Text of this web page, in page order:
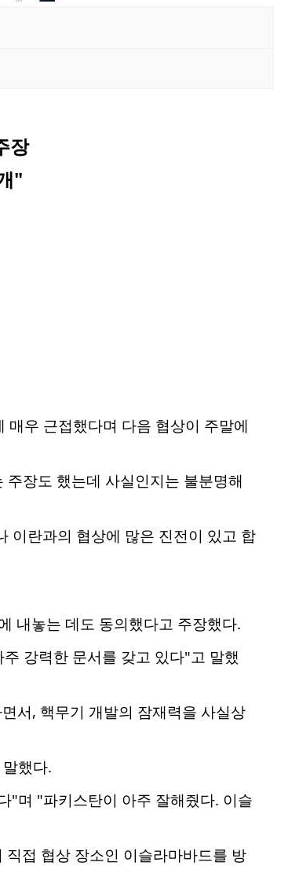
장
"
우 근접했다며 다음 협상이 주말에
장도 했는데 사실인지는 불분명해
이란과의 협상에 많은 진전이 있고 합
내놓는 데도 동의했다고 주장했다.
강력한 문서를 갖고 있다"고 말했
서, 핵무기 개발의 잠재력을 사실상
했다.
"며 "파키스탄이 아주 잘해줬다. 이슬
접 협상 장소인 이슬라마바드를 방